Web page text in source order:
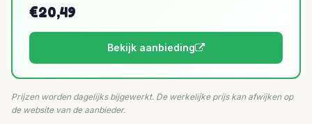
€20,49
Bekijk aanbieding
Prijzen worden dagelijks bijgewerkt. De werkelijke prijs kan afwijken op
de website van de aanbieder.